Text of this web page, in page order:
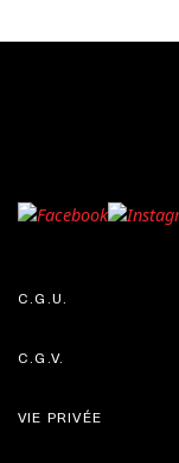
C.G.U.
C.G.V.
VIE PRIVÉE